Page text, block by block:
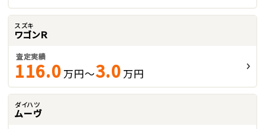
スズキ
ワゴンＲ
査定実績
116.0 万円～3.0 万円
ダイハツ
ムーヴ